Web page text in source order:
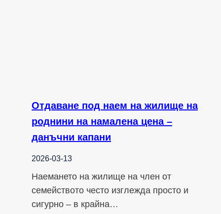
Отдаване под наем на жилище на
роднини на намалена цена –
данъчни капани
2026-03-13
Наемането на жилище на член от
семейството често изглежда просто и
сигурно – в крайна…